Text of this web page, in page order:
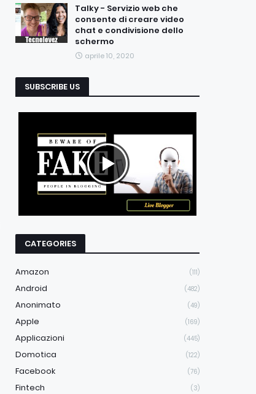
Talky - Servizio web che
consente di creare video
chat e condivisione dello
schermo
aprile 10, 2020
SUBSCRIBE US
CATEGORIES
Amazon (111)
Android (482)
Anonimato (49)
Apple (169)
Applicazioni (445)
Domotica (122)
Facebook (76)
Fintech (3)